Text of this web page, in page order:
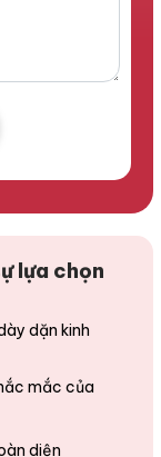
lựa chọn
dặn kinh
mắc của
diện